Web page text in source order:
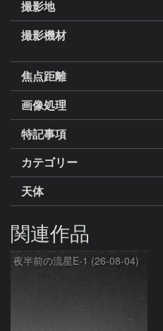
撮影地
撮影機材
焦点距離
画像処理
特記事項
カテゴリー
天体
関連作品
夜半前の流星E-1 (26-08-04)